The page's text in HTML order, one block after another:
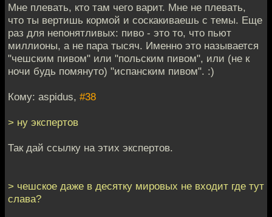
Мне плевать, кто там чего варит. Мне не плевать,
что ты вертишь кормой и соскакиваешь с темы. Еще
раз для непонятливых: пиво - это то, что пьют
миллионы, а не пара тысяч. Именно это называется
"чешским пивом" или "польским пивом", или (не к
ночи будь помянуто) "испанским пивом". :)
Кому: aspidus, #38
> ну экспертов
Так дай ссылку на этих экспертов.
> чешское даже в десятку мировых не входит где тут
слава?